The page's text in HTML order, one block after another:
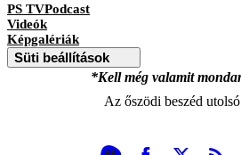
PS TVPodcast
Videók
Képgalériák
Süti beállítások
*Kell még valamit
Az őszödi beszéd